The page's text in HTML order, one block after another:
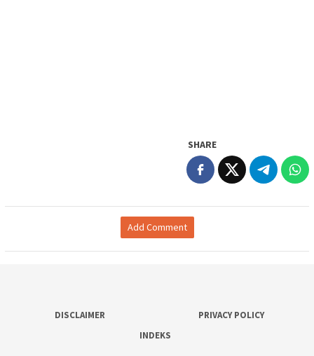
SHARE
Add Comment
DISCLAIMER
PRIVACY POLICY
INDEKS